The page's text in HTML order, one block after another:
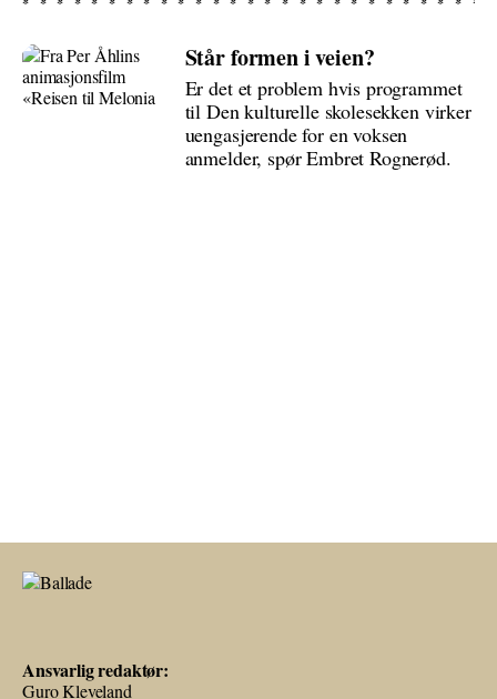
Står formen i veien?
Er det et problem hvis programmet
til Den kulturelle skolesekken virker
uengasjerende for en voksen
anmelder, spør Embret Rognerød.
Ansvarlig redaktør:
Guro Kleveland